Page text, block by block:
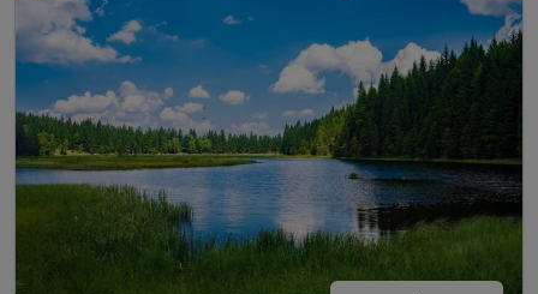
inkl. sicherem Abstellplatz für Ihr Rad
inkl. Radkartenmaterial, kostenlos a. d. Rezeption
inkl. Radreparaturset auf Anfrage n. Verfügbarkeit
inkl. Gästekarte Wegscheider Land**
1 x Eierlikör zur Begrüßung*
inkl. Nutzung des Pool- und Saunabereichs
* alkoholfreie Alternative möglich